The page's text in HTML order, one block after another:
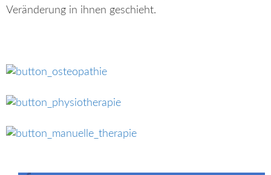
Veränderung in ihnen geschieht.